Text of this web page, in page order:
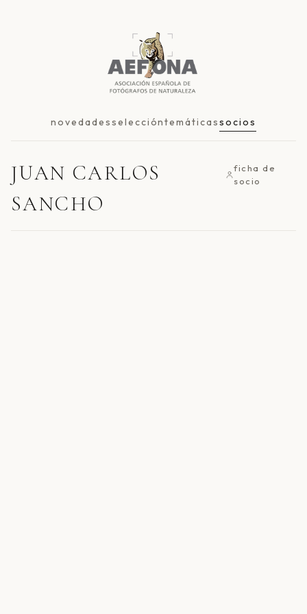
novedadesseleccióntemáticassocios
JUAN CARLOS
SANCHO
ficha de
socio